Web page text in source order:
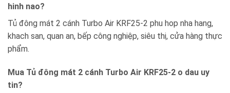
hinh nao?
Tủ đông mát 2 cánh Turbo Air KRF25-2 phu hop nha hang,
khach san, quan an, bếp công nghiệp, siêu thị, cửa hàng thực
phẩm.
Mua Tủ đông mát 2 cánh Turbo Air KRF25-2 o dau uy
tin?